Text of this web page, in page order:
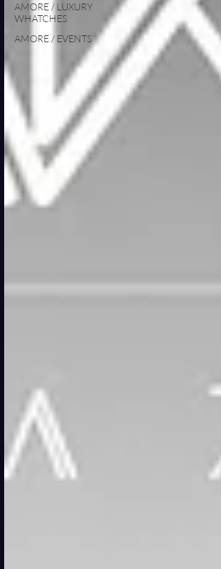
AMORE / LUXURY
WHATCHES
AMORE / EVENTS